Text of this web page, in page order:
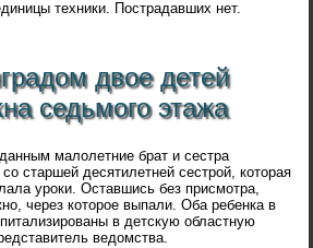
техники. Пострадавших нет.
двое детей
седьмого этажа
малолетние брат и сестра
старшей десятилетней сестрой, которая
уроки. Оставшись без присмотра,
через которое выпали. Оба ребенка в
в детскую областную
ведомства.